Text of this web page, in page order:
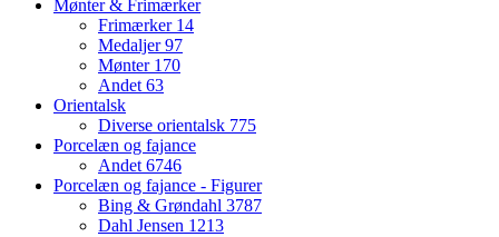
Mønter & Frimærker
Frimærker 14
Medaljer97
Mønter 170
Andet63
Orientalsk
Diverse orientalsk 775
Porcelæn og fajance
Andet6746
Porcelæn og fajance - Figurer
Bing & Grøndahl 3787
Dahl Jensen 1213